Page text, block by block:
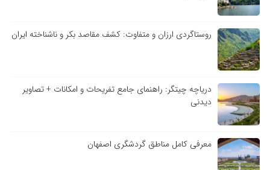
روستاگردی ارزان و متفاوت: کشف مقاصد بکر و ناشناخته ایران
دریاچه چیتگر: راهنمای جامع تفریحات و امکانات + تصاویر
دیدنی
معرفی کامل مناطق گردشگری اصفهان